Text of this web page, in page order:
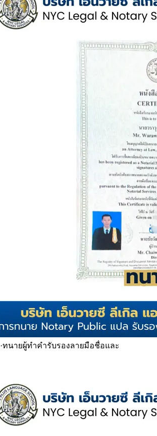
·ทนายผู้ทำคำรับรองลายมือชื่อและ